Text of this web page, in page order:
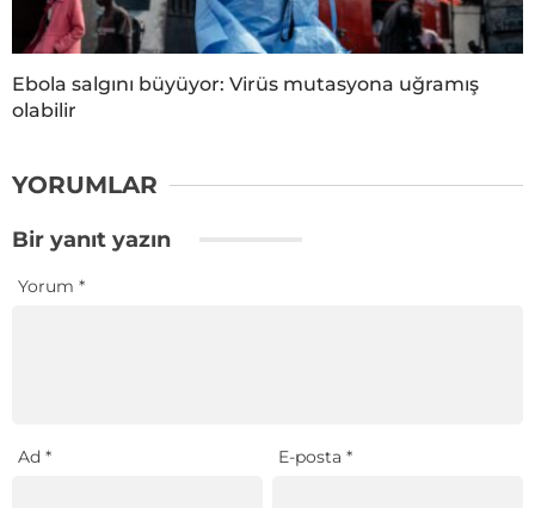
Ebola salgını büyüyor: Virüs mutasyona uğramış
olabilir
YORUMLAR
Bir yanıt yazın
Yorum *
Ad * E-posta*